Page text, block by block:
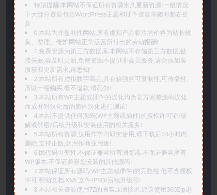
特别提醒:本网站不保证所有资源永久更新资源!一般情况
下大部分资源包括WordPress主题和插件资源等随时都在更
新
0.本站为非盈利性网站,所有虚拟产品标注的价格为站长收
集、整理、维护网站正常运营所付出的劳动报酬!
1.免费资源为第三方数据库,本网站不存储第三方数据,链
接失效,会及时更新,免费资源不提供非会员服务,请勿添加客
服获取更新需求,请悉知!
2.本站所有虚拟数字商品,具有较强的可复制性,可传播性,
所以一经购买,概不退款,请悉知!
3.本站所有WP主题或插件的汉化均为官方完整源码汉化
而成并对汉化后的简体汉化进行测试!
4.本站不提供任何源码(WP主题或插件)的授权许可证/破
解或解密/后续升级和安装使用的相关服务!
5.本站所有资源,仅用作学习研究使用,请下载后24小时内
删除,支持正版,勿用作商业用途!
6.因代码可变性,不保证兼容所有浏览器.不保证兼容所有
WP版本.不保证兼容您安装的其他源码!
7.本站保证所有源码(WP主题或插件)的完整性,但不含授权
许可.帮助文档.XML文件/PSD/后续升级等!
8.本站相关资源使用7Z的固实压缩技术,建议使用360Zip进